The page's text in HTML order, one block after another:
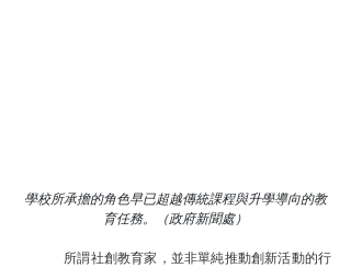
學校所承擔的角色早已超越傳統課程與升學導向的教
育任務。（政府新聞處）